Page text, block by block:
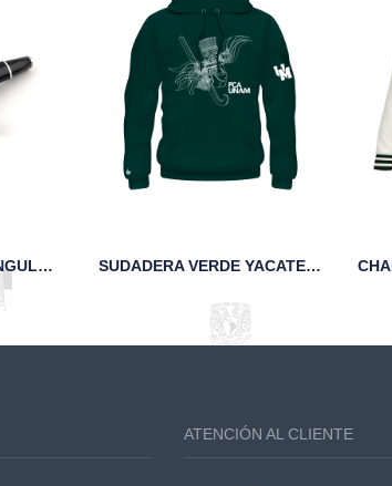
PLUMA NEGRA TRIANGULAR 95 AÑOS UNAM SUDADERA VERDE YACATECUHTLI FCA UNAM
ATENCIÓN AL CLIENTE